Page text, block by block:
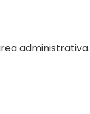
administrativa.